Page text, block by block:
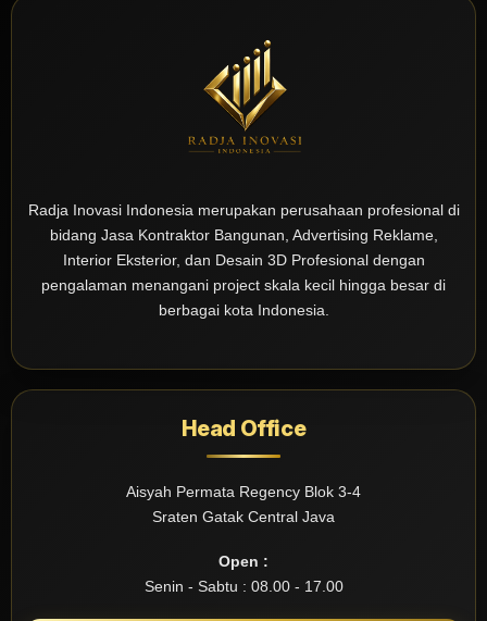
Radja Inovasi Indonesia merupakan perusahaan profesional di
bidang Jasa Kontraktor Bangunan, Advertising Reklame,
Interior Eksterior, dan Desain 3D Profesional dengan
pengalaman menangani project skala kecil hingga besar di
berbagai kota Indonesia.
Head Office
Aisyah Permata Regency Blok 3-4
Sraten Gatak Central Java
Open :
Senin - Sabtu : 08.00 - 17.00